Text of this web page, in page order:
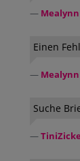
Mealynn
Einen
Mealynn
Suche
TiniZicke